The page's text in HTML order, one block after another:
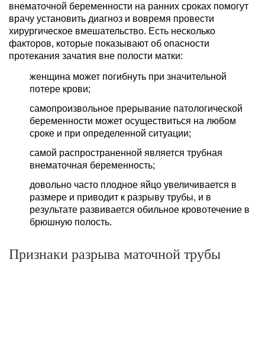
внематочной беременности на ранних сроках помогут
врачу установить диагноз и вовремя провести
хирургическое вмешательство. Есть несколько
факторов, которые показывают об опасности
протекания зачатия вне полости матки:
женщина может погибнуть при значительной
потере крови;
самопроизвольное прерывание патологической
беременности может осуществиться на любом
сроке и при определенной ситуации;
самой распространенной является трубная
внематочная беременность;
довольно часто плодное яйцо увеличивается в
размере и приводит к разрыву трубы, и в
результате развивается обильное кровотечение в
брюшную полость.
Признаки разрыва маточной трубы